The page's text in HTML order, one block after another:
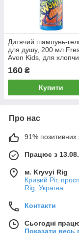
Дитячий шампунь-
для душу, 200 мл
Avon Kids, для
160 ₴
Купити
Про нас
91% позитивних
Працює з
м. Kryvyi Rig
Кривий Ріг,
Rig, Україна
Контакти
Сьогодні
Показати весь